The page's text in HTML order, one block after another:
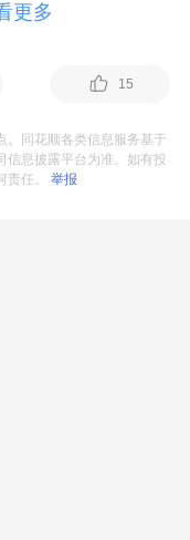
更多
15
。同花顺各类信息服务基于
信息披露平台为准。如有投
责任。举报